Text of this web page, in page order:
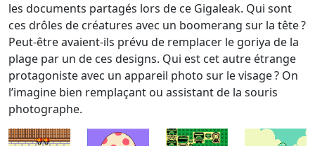
les documents partagés lors de ce Gigaleak. Qui sont
ces drôles de créatures avec un boomerang sur la tête ?
Peut-être avaient-ils prévu de remplacer le goriya de la
plage par un de ces designs. Qui est cet autre étrange
protagoniste avec un appareil photo sur le visage ? On
l’imagine bien remplaçant ou assistant de la souris
photographe.